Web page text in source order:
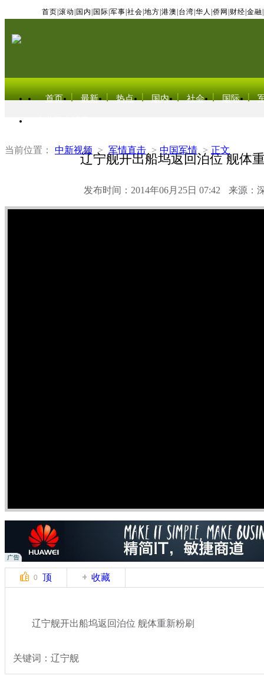
首页 滚动 国内 国际 军事 社会 地方 港澳 台湾 华人 侨网 财经 金融
首页 最新 热点 国内 社会 国际
当前位置： 中新视频 > 军情直击 > 中国军情 > 正文
辽宁舰开出船坞返回泊位 舰体
发布时间：2014年06月25日 07:42 来源：
0 顶 收藏
辽宁舰开出船坞返回泊位 舰体重新粉刷
关键词：辽宁舰